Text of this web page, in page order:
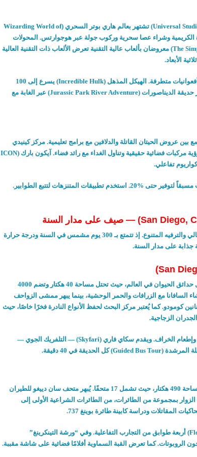
تشتهر بعالم هاري بوتر السحري (Wizarding World of
الكريمية وشراء عصا سحرية وركوب جولة عبر هوجوارتس. المحولات
معروضان بألعاب عالية التقنية تعرض الألعاب ذات التقنية العالية
الأبعاد.
متطرفة. الهيكل المذهل (Incredible Hulk) يسرع إلى 100
حديقة الديناصورات (Jurassic Park River Adventure)
عبر الغابة مع
بين عروض الحيتان القاتلة والدلافين مع برامج تعليمية.مركز كينيدي
مركبات فضائية حقيقية وتناول الغداء مع رائد فضاء. آيكون بارك (ICON
تفاعلي.
مسبقاً لتوفير حتى 20%. استخدم تطبيقات المتنزهات لتتبع الطوابير.
صيف على مدار السنة
والترفيه المتنوع. إذ تتمتع بـ 300 يوم مشمس في السنة ودرجة حرارة
جذابة على مدار السنة.
الحيوان في العالم، حيث تحتل مساحة 40 هكتار وتضم 4000
السافانا مع الزرافات والحمر الوحشية، بينما يبهر ممشى الزواحف
كومودو.كما يُعتبر مركز البحث لحفظ الأنواع النادرة فخرًا خاصًا، حيث
الزجاجية.
وإطعام الخراف.ويقدم سكاي فاري (Skyfari) — التلفريك الجوي—
المرشدة (Guided Bus Tour) كل الحديقة في 40 دقيقة.
490 هكتار، حيث تشمل17 متحفًا.يُبهر متحف سان دييغو للطيران
الزوار بمجموعة من الطائرات، من الطائرات الشراعية الأولى إلى
المقاتلات ودراسة كابينة طائرة بوينغ 737.
أربعة طوابق من التجارب التفاعلية.وفي “ورشة التينكرينغ”
الروبوتات.كما تعرض القبة السماوية أفلامًا فضائية على شاشة مقببة.